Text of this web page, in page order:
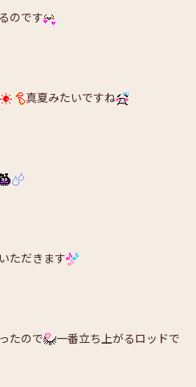
のです
真夏みたいですね
ただきます
たので
一番立ち上がるロッドで